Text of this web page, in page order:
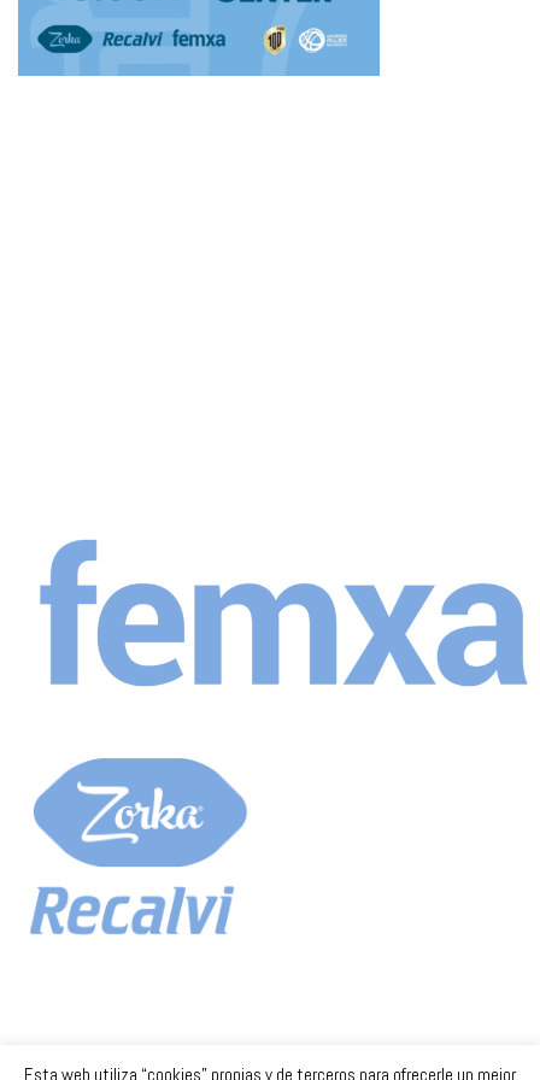
Esta web utiliza “cookies” propias y de terceros para ofrecerle un mejor